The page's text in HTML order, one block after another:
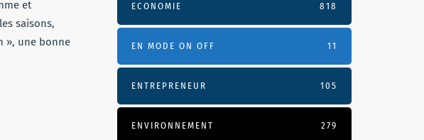
et
saisons,
», une bonne
ECONOMIE 818
EN MODE ON OFF 11
ENTREPRENEUR 105
ENVIRONNEMENT 279